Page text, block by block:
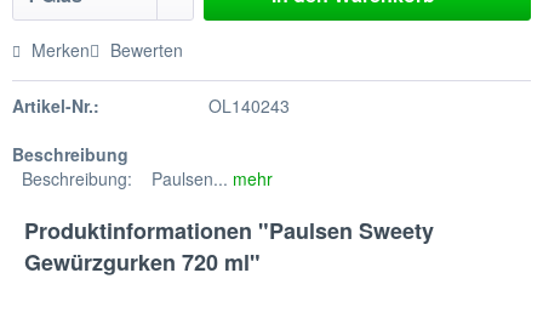
Merken Bewerten
Artikel-Nr.:
OL140243
Beschreibung
Beschreibung: Paulsen... mehr
Produktinformationen "Paulsen Sweety
Gewürzgurken 720 ml"